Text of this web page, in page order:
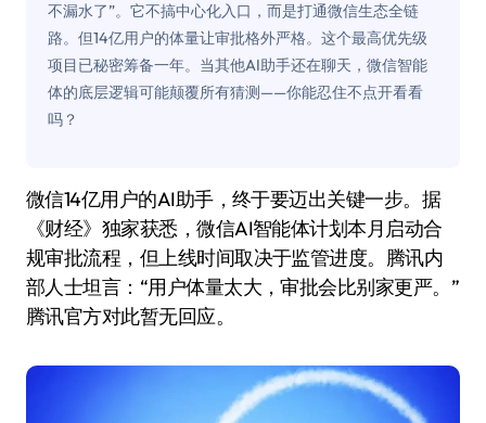
不漏水了”。它不搞中心化入口，而是打通微信生态全链
路。但14亿用户的体量让审批格外严格。这个最高优先级
项目已秘密筹备一年。当其他AI助手还在聊天，微信智能
体的底层逻辑可能颠覆所有猜测——你能忍住不点开看看
吗？
微信14亿用户的AI助手，终于要迈出关键一步。据
《财经》独家获悉，微信AI智能体计划本月启动合
规审批流程，但上线时间取决于监管进度。腾讯内
部人士坦言：“用户体量太大，审批会比别家更严。”
腾讯官方对此暂无回应。